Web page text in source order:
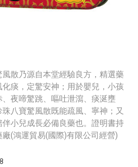
風散乃源自本堂經驗良方，精選藥
痰，定驚安神；用於嬰兒，小孩
夜啼驚跳、嘔吐泄瀉、痰涎壅
八寶驚風散既能疏風、寧神；又
小兒成長必備良藥也。證明書持
(鴻運貿易(國際)有限公司經營)